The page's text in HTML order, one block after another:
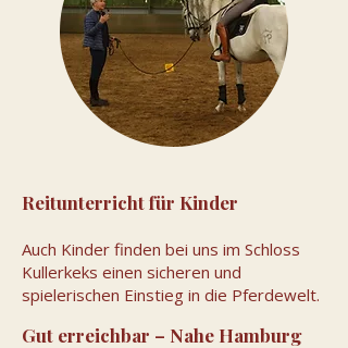
Reitunterricht für Kinder
Auch Kinder finden bei uns im Schloss
Kullerkeks einen sicheren und
spielerischen Einstieg in die Pferdewelt.
Gut erreichbar – Nahe Hamburg